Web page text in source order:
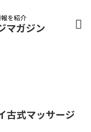
を紹介
マガジン
古式マッサージ